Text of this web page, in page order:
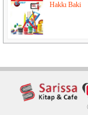
Hakkı Baki